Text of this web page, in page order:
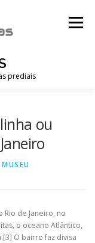
prediais
Menu
ou
MUSEU
de Janeiro, no
o oceano Atlântico,
O bairro faz divisa